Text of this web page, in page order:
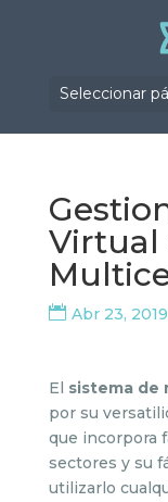
Seleccionar
Virtual
Abr 23, 2019
El sistema de
por su
que incorpora
sectores y su
utilizarlo